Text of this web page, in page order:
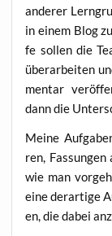
ande­rer
in einem Blog
fe sol­len die
über­ar­bei­ten
men­tar
dann die
Mei­ne
ren,
wie man
eine der­ar­ti­ge
en, die dabei